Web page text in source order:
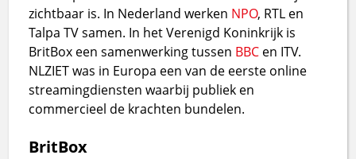
zichtbaar is. In Nederland werken NPO, RTL en
Talpa TV samen. In het Verenigd Koninkrijk is
BritBox een samenwerking tussen BBC en ITV.
NLZIET was in Europa een van de eerste online
streamingdiensten waarbij publiek en
commercieel de krachten bundelen.
BritBox